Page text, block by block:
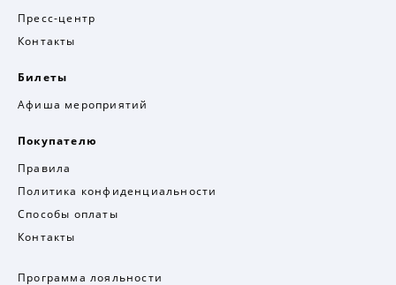
Пресс-центр
Контакты
Билеты
Афиша мероприятий
Покупателю
Правила
Политика конфиденциальности
Способы оплаты
Контакты
Программа лояльности